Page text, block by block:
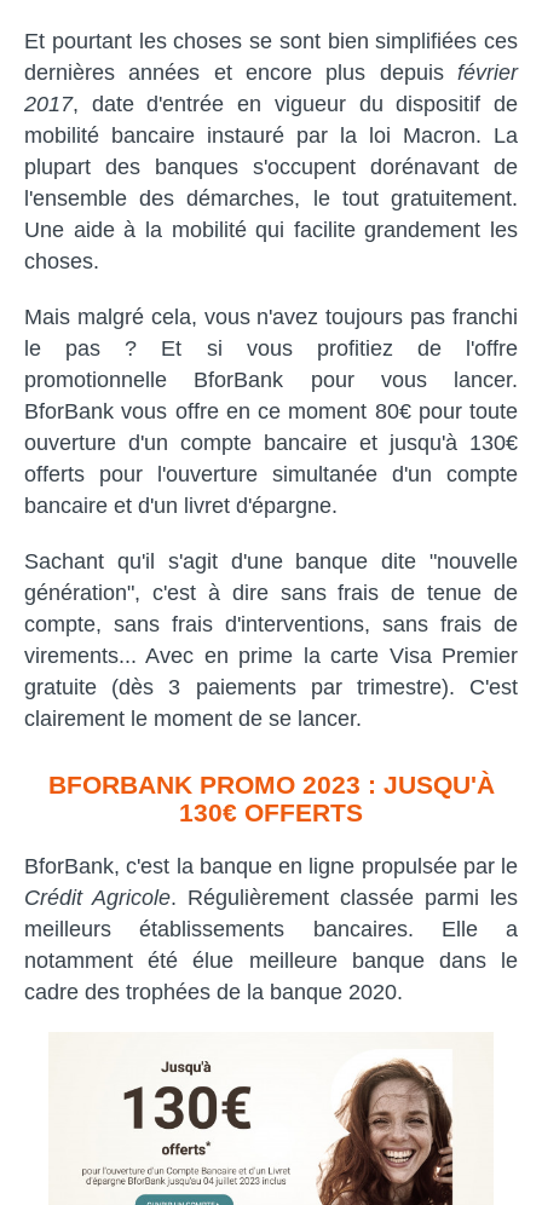
Et pourtant les choses se sont bien simplifiées ces
dernières années et encore plus depuis février
2017, date d'entrée en vigueur du dispositif de
mobilité bancaire instauré par la loi Macron. La
plupart des banques s'occupent dorénavant de
l'ensemble des démarches, le tout gratuitement.
Une aide à la mobilité qui facilite grandement les
choses.
Mais malgré cela, vous n'avez toujours pas franchi
le pas ? Et si vous profitiez de l'offre
promotionnelle BforBank pour vous lancer.
BforBank vous offre en ce moment 80€ pour toute
ouverture d'un compte bancaire et jusqu'à 130€
offerts pour l'ouverture simultanée d'un compte
bancaire et d'un livret d'épargne.
Sachant qu'il s'agit d'une banque dite "nouvelle
génération", c'est à dire sans frais de tenue de
compte, sans frais d'interventions, sans frais de
virements... Avec en prime la carte Visa Premier
gratuite (dès 3 paiements par trimestre). C'est
clairement le moment de se lancer.
BFORBANK PROMO 2023 : JUSQU'À
130€ OFFERTS
BforBank, c'est la banque en ligne propulsée par le
Crédit Agricole. Régulièrement classée parmi les
meilleurs établissements bancaires. Elle a
notamment été élue meilleure banque dans le
cadre des trophées de la banque 2020.